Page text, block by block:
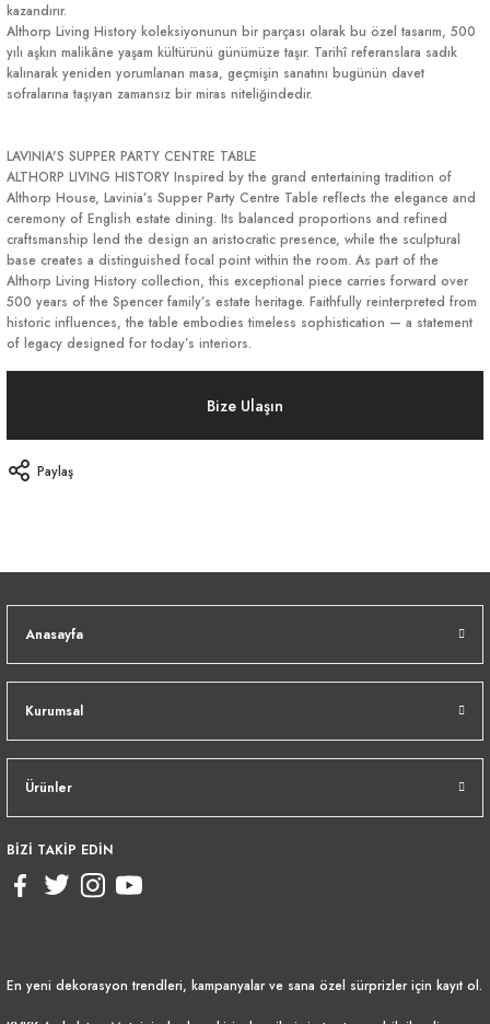
kazandırır.
Althorp Living History koleksiyonunun bir parçası olarak bu özel tasarım, 500
yılı aşkın malikâne yaşam kültürünü günümüze taşır. Tarihî referanslara sadık
kalınarak yeniden yorumlanan masa, geçmişin sanatını bugünün davet
sofralarına taşıyan zamansız bir miras niteliğindedir.
LAVINIA'S SUPPER PARTY CENTRE TABLE
ALTHORP LIVING HISTORY Inspired by the grand entertaining tradition of
Althorp House, Lavinia’s Supper Party Centre Table reflects the elegance and
ceremony of English estate dining. Its balanced proportions and refined
craftsmanship lend the design an aristocratic presence, while the sculptural
base creates a distinguished focal point within the room. As part of the
Althorp Living History collection, this exceptional piece carries forward over
500 years of the Spencer family’s estate heritage. Faithfully reinterpreted from
historic influences, the table embodies timeless sophistication — a statement
of legacy designed for today’s interiors.
Bize Ulaşın
Paylaş
Anasayfa
Kurumsal
Ürünler
BİZİ TAKİP EDİN
En yeni dekorasyon trendleri, kampanyalar ve sana özel sürprizler için kayıt ol.